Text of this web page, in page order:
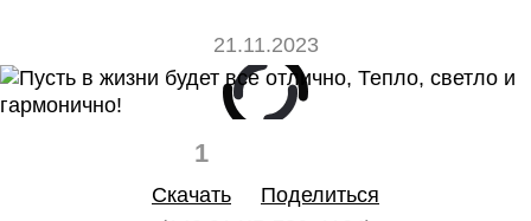
21.11.2023
1
Скачать
Поделиться